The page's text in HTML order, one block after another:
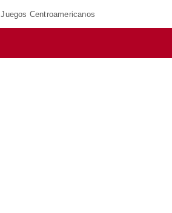
Juegos Centroamericanos